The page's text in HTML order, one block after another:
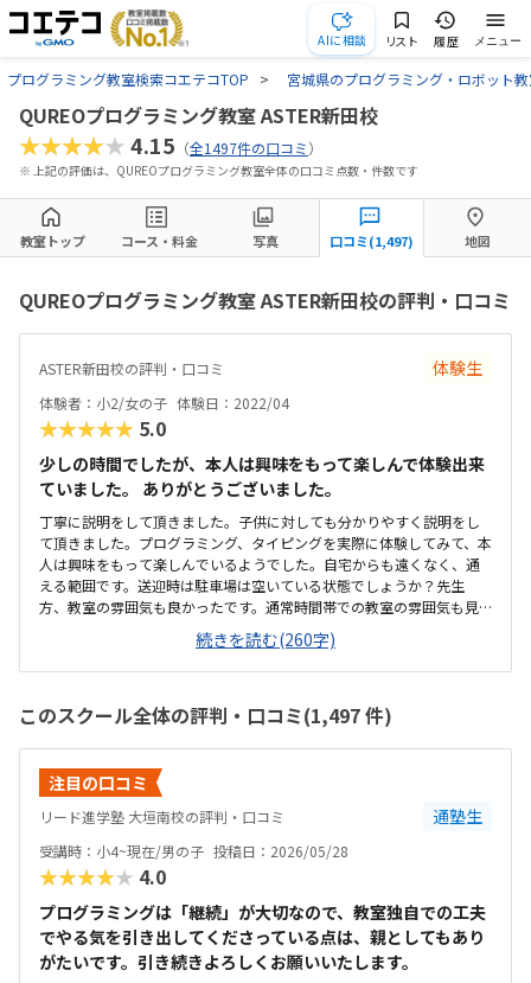
AIに相談 リスト 履歴 メニュー
プログラミング教室検索コエテコTOP 宮城県のプログラミング・ロボット
QUREOプログラミング教室 ASTER新田校
★★★★★4.15 （全1497件の口コミ）
※ 上記の評価は、QUREOプログラミング教室全体の口コミ点数・件数です
教室トップ コース・料金 写真 口コミ(1,497) 地図
QUREOプログラミング教室 ASTER新田校の評判・口コミ
ASTER新田校の評判・口コミ 体験生
体験者：小2/女の子 体験日：2022/04
★★★★★ 5.0
少しの時間でしたが、本人は興味をもって楽しんで体験出来
ていました。 ありがとうございました。
丁寧に説明をして頂きました。子供に対しても分かりやすく説明をし
て頂きました。プログラミング、タイピングを実際に体験してみて、本
人は興味をもって楽しんでいるようでした。自宅からも遠くなく、通
える範囲です。送迎時は駐車場は空いている状態でしょうか？先生
方、教室の雰囲気も良かったです。通常時間帯での教室の雰囲気も見
てみたいです。妥当な価格だと思います。料金設定についても、先生方
に詳しく教えて頂き分かりやすかったです。一人一人に合わせて進め
て行ってくれるゲーム感覚で楽しんで取り組めそうPC体験時、本人が
続きを読む(260字)
このスクール全体の評判・口コミ(1,497 件)
注目の口コミ
リード進学塾 大垣南校の評判・口コミ 通塾生
受講時：小4~現在/男の子 投稿日：2026/05/28
★★★★★ 4.0
プログラミングは「継続」が大切なので、教室独自での工夫
でやる気を引き出してくださっている点は、親としてもあり
がたいです。引き続きよろしくお願いいたします。